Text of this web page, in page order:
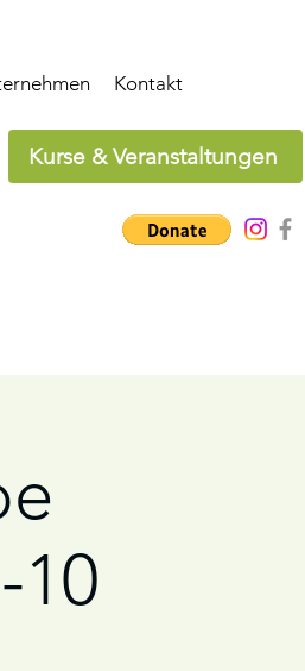
Kontakt
Kurse & Veranstaltungen
10